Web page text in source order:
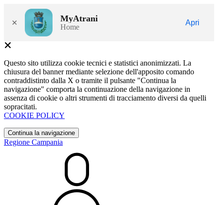
× MyAtrani
Home
Apri
Questo sito utilizza cookie tecnici e statistici anonimizzati. La
chiusura del banner mediante selezione dell'apposito comando
contraddistinto dalla X o tramite il pulsante "Continua la
navigazione" comporta la continuazione della navigazione in
assenza di cookie o altri strumenti di tracciamento diversi da quelli
sopracitati.
COOKIE POLICY
Continua la navigazione
Regione Campania